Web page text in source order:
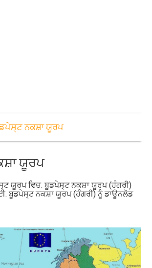
ਨਕਸ਼ਾ ਯੂਰਪ
ਯੂਰਪ
ਯੂਰਪ ਵਿਚ. ਬੂਡਪੇਸ੍ਟ ਨਕਸ਼ਾ ਯੂਰਪ (ਹੰਗਰੀ)
ਬੂਡਪੇਸ੍ਟ ਨਕਸ਼ਾ ਯੂਰਪ (ਹੰਗਰੀ) ਨੂੰ ਡਾਊਨਲੋਡ